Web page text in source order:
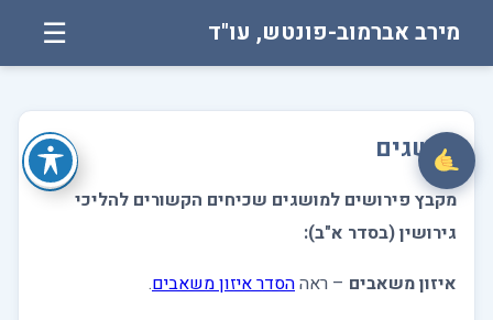
לתוכן
מירב אברמוב-פונטש, עו"ד ☰
מושגים
מקבץ פירושים למושגים שכיחים הקשורים להליכי
גירושין (בסדר א"ב):
איזון משאבים – ראההסדר איזון משאבים.